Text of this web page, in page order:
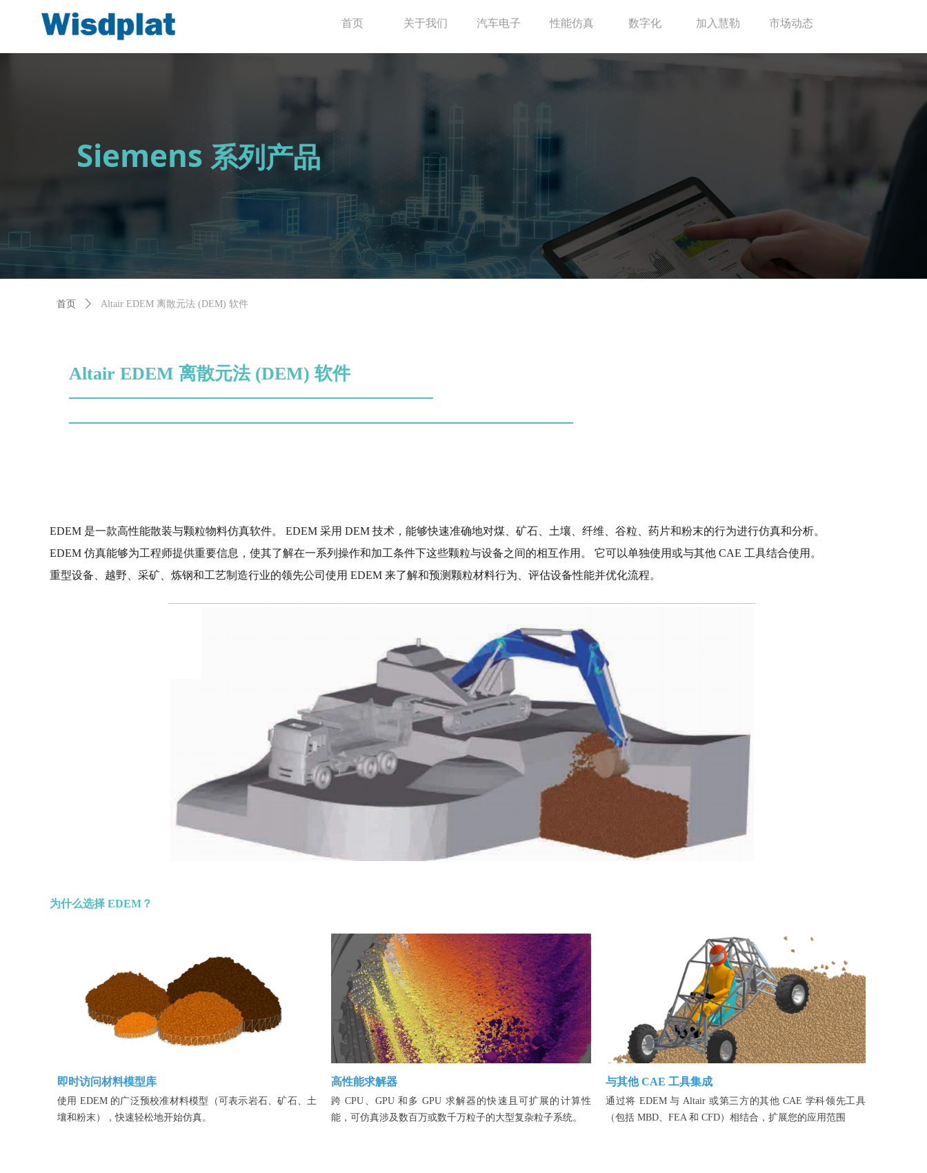
首页 关于我们 汽车电子 性能仿真 数字化 加入慧勒 市场动态
Siemens 系列产品
首页 ꄲ Altair EDEM 离散元法 (DEM) 软件
EDEM 是一款高性能散装与颗粒物料仿真软件。 EDEM 采用 DEM 技术，能够快速准确地对煤、矿石、土壤、纤维、谷粒、药片和粉末的行为进行仿真和分析。
EDEM 仿真能够为工程师提供重要信息，使其了解在一系列操作和加工条件下这些颗粒与设备之间的相互作用。 它可以单独使用或与其他 CAE 工具结合使用。
重型设备、越野、采矿、炼钢和工艺制造行业的领先公司使用 EDEM 来了解和预测颗粒材料行为、评估设备性能并优化流程。
为什么选择 EDEM？
即时访问材料模型库
使用 EDEM 的广泛预校准材料模型（可表示岩石、矿石、土
壤和粉末），快速轻松地开始仿真。
高性能求解器
跨 CPU、GPU 和多 GPU 求解器的快速且可扩展的计算性
能，可仿真涉及数百万或数千万粒子的大型复杂粒子系统。
与其他 CAE 工具集成
通过将 EDEM 与 Altair 或第三方的其他 CAE 学科领先工具
（包括 MBD、FEA 和 CFD）相结合，扩展您的应用范围
Altair EDEM 离散元法 (DEM) 软件